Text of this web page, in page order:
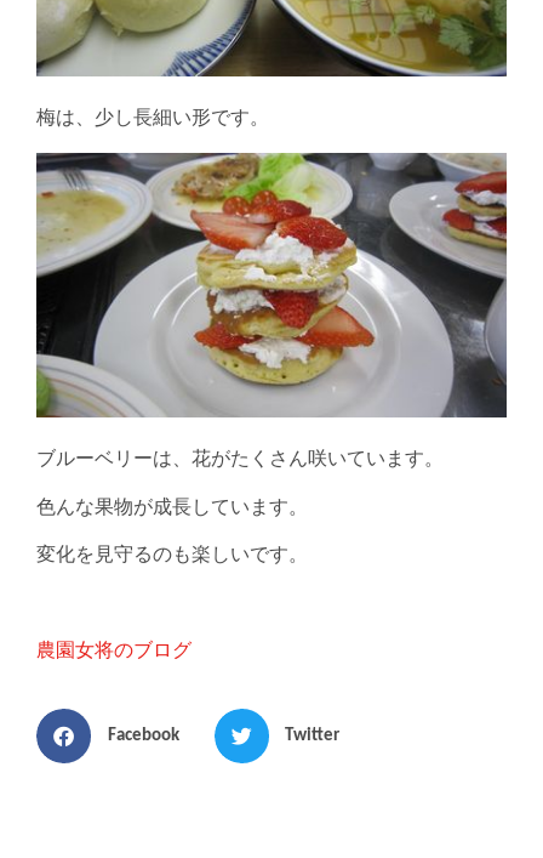
梅は、少し長細い形です。
ブルーベリーは、花がたくさん咲いています。
色んな果物が成長しています。
変化を見守るのも楽しいです。
農園女将のブログ
Facebook Twitter